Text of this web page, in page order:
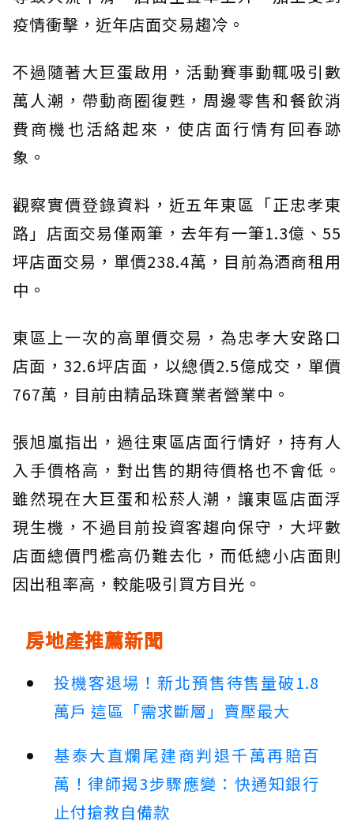
疫情衝擊，近年店面交易趨冷。
不過隨著大巨蛋啟用，活動賽事動輒吸引數
萬人潮，帶動商圈復甦，周邊零售和餐飲消
費商機也活絡起來，使店面行情有回春跡
象。
觀察實價登錄資料，近五年東區「正忠孝東
路」店面交易僅兩筆，去年有一筆1.3億、55
坪店面交易，單價238.4萬，目前為酒商租用
中。
東區上一次的高單價交易，為忠孝大安路口
店面，32.6坪店面，以總價2.5億成交，單價
767萬，目前由精品珠寶業者營業中。
張旭嵐指出，過往東區店面行情好，持有人
入手價格高，對出售的期待價格也不會低。
雖然現在大巨蛋和松菸人潮，讓東區店面浮
現生機，不過目前投資客趨向保守，大坪數
店面總價門檻高仍難去化，而低總小店面則
因出租率高，較能吸引買方目光。
房地產推薦新聞
投機客退場！新北預售待售量破1.8
萬戶 這區「需求斷層」賣壓最大
基泰大直爛尾建商判退千萬再賠百
萬！律師揭3步驟應變：快通知銀行
止付搶救自備款